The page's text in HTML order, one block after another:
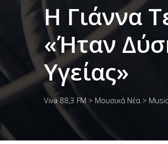
Η Γιάννα
«Ήταν
Υγείας»
Viva 88,3 FM > Μουσικά Νέα > Music